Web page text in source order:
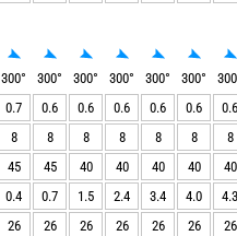
300° 300° 300° 300° 300° 300°
300
0.7 0.6 0.6 0.6 0.6 0.6
0.6
8 8 8 8 8 8
8
45 45 40 40 40 40
40
0.4 0.7 1.5 2.4 3.4 4.0
4.3
26 26 26 26 26 26 26